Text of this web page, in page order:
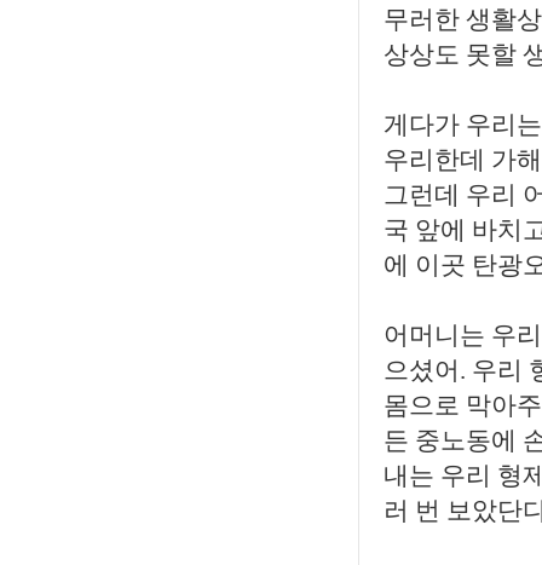
무러한 생활
상상도 못할
게다가 우리
우리한데 가
그런데 우리
국 앞에 바치
에 이곳 탄광
어머니는 우
으셨어. 우리
몸으로 막아
든 중노동에
내는 우리 형
러 번 보았단